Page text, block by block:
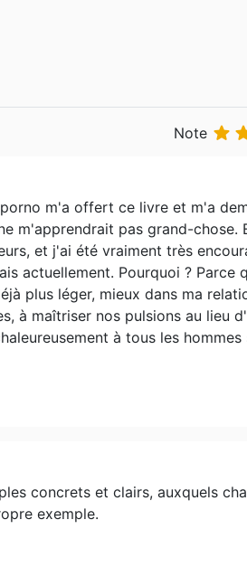
Note 
m'a offert ce livre et m'a
m'apprendrait pas grand-chose.
et j'ai été vraiment très
actuellement. Pourquoi ? Parce
plus léger, mieux dans ma
à maîtriser nos pulsions au lieu
à tous les hommes
concrets et clairs, auxquels
exemple.